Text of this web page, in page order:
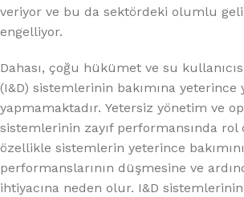
veriyor ve bu da sektördeki olumlu
engelliyor.
Dahası, çoğu hükümet ve su
(I&D) sistemlerinin bakımına yeterince
yapmamaktadır. Yetersiz yönetim ve
sistemlerinin zayıf performansında rol
özellikle sistemlerin yeterince
performanslarının düşmesine ve
ihtiyacına neden olur. I&D